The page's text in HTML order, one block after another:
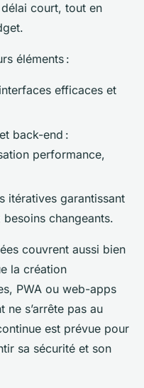
court, tout en
éléments :
efficaces et
back-end :
performance,
itératives garantissant
changeants.
couvrent aussi bien
la création
PWA ou web-apps
ne s’arrête pas au
est prévue pour
sa sécurité et son